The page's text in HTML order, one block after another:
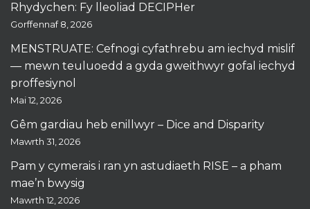
Rhydychen: Fy lleoliad DECIPHer
Gorffennaf 8, 2026
MENSTRUATE: Cefnogi cyfathrebu am iechyd mislif
— mewn teuluoedd a gyda gweithwyr gofal iechyd
proffesiynol
Mai 12, 2026
Gêm gardiau heb enillwyr – Dice and Disparity
Mawrth 31, 2026
Pam y cymerais i ran yn astudiaeth RISE – a pham
mae’n bwysig
Mawrth 12, 2026